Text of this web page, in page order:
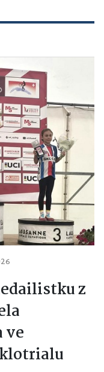
z
ve